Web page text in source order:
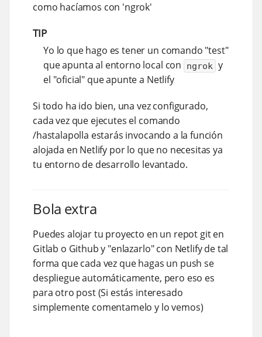
como hacíamos con 'ngrok'
TIP
Yo lo que hago es tener un comando "test"
que apunta al entorno local con
ngrok y
el "oficial" que apunte a Netlify
Si todo ha ido bien, una vez configurado,
cada vez que ejecutes el comando
/hastalapolla estarás invocando a la función
alojada en Netlify por lo que no necesitas ya
tu entorno de desarrollo levantado.
Bola extra
Puedes alojar tu proyecto en un repot git en
Gitlab o Github y "enlazarlo" con Netlify de tal
forma que cada vez que hagas un push se
despliegue automáticamente, pero eso es
para otro post (Si estás interesado
simplemente comentamelo y lo vemos)